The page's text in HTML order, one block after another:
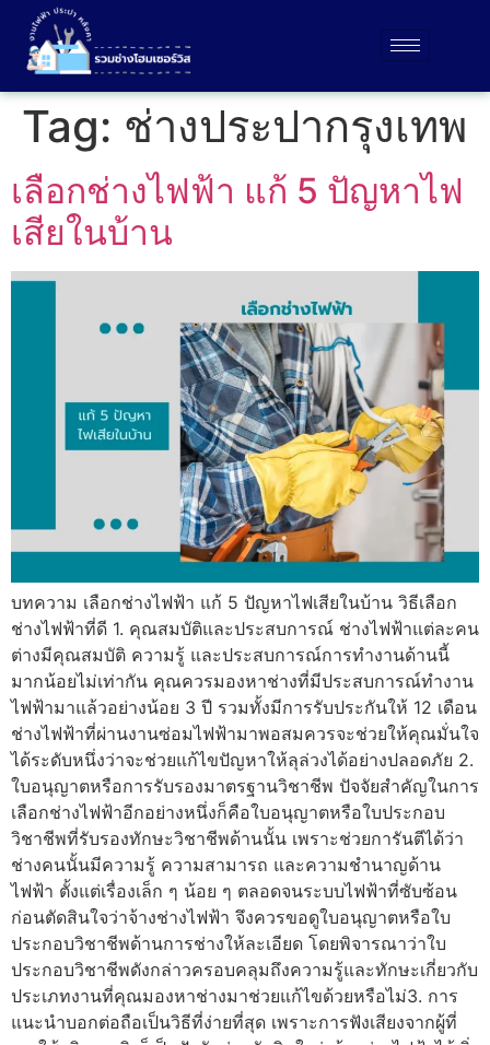
Tag: ช่างประปากรุงเทพ
เลือกช่างไฟฟ้า แก้ 5 ปัญหาไฟ
เสียในบ้าน
บทความ เลือกช่างไฟฟ้า แก้ 5 ปัญหาไฟเสียในบ้าน วิธีเลือก
ช่างไฟฟ้าที่ดี 1. คุณสมบัติและประสบการณ์ ช่างไฟฟ้าแต่ละคน
ต่างมีคุณสมบัติ ความรู้ และประสบการณ์การทำงานด้านนี้
มากน้อยไม่เท่ากัน คุณควรมองหาช่างที่มีประสบการณ์ทำงาน
ไฟฟ้ามาแล้วอย่างน้อย 3 ปี รวมทั้งมีการรับประกันให้ 12 เดือน
ช่างไฟฟ้าที่ผ่านงานซ่อมไฟฟ้ามาพอสมควรจะช่วยให้คุณมั่นใจ
ได้ระดับหนึ่งว่าจะช่วยแก้ไขปัญหาให้ลุล่วงได้อย่างปลอดภัย 2.
ใบอนุญาตหรือการรับรองมาตรฐานวิชาชีพ ปัจจัยสำคัญในการ
เลือกช่างไฟฟ้าอีกอย่างหนึ่งก็คือใบอนุญาตหรือใบประกอบ
วิชาชีพที่รับรองทักษะวิชาชีพด้านนั้น เพราะช่วยการันตีได้ว่า
ช่างคนนั้นมีความรู้ ความสามารถ และความชำนาญด้าน
ไฟฟ้า ตั้งแต่เรื่องเล็ก ๆ น้อย ๆ ตลอดจนระบบไฟฟ้าที่ซับซ้อน
ก่อนตัดสินใจว่าจ้างช่างไฟฟ้า จึงควรขอดูใบอนุญาตหรือใบ
ประกอบวิชาชีพด้านการช่างให้ละเอียด โดยพิจารณาว่าใบ
ประกอบวิชาชีพดังกล่าวครอบคลุมถึงความรู้และทักษะเกี่ยวกับ
ประเภทงานที่คุณมองหาช่างมาช่วยแก้ไขด้วยหรือไม่3. การ
แนะนำบอกต่อถือเป็นวิธีที่ง่ายที่สุด เพราะการฟังเสียงจากผู้ที่